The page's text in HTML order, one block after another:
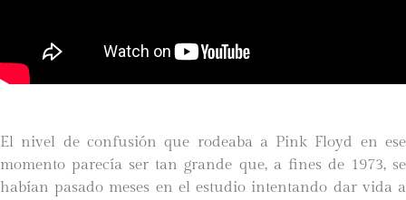
El nivel de confusión que rodeaba a Pink Floyd en ese
momento parecía ser tan grande que, a fines de 1973, se
habían pasado meses en el estudio intentando dar vida a